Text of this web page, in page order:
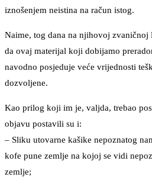
iznošenjem neistina na račun istog.
Naime, tog dana na njihovoj zvaničnoj
da ovaj materijal koji dobijamo
navodno posjeduje veće vrijednosti
dozvoljene.
Kao prilog koji im je, valjda, trebao
objavu postavili su i:
– Sliku utovarne kašike nepoznatog
kofe pune zemlje na kojoj se vidi
zemlje;